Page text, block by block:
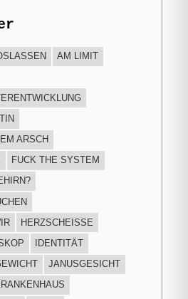
AM LIMIT
ARSCH
FUCK THE SYSTEM
HERZSCHEISSE
IDENTITÄT
JANUSGESICHT